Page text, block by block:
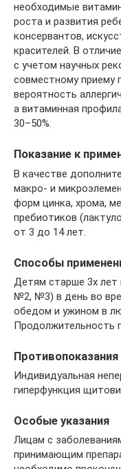
необходимые
роста и развития
консервантов,
красителей. В
с учетом научных
совместному приему
вероятность
а витаминная
30–50%.
Показание к
В качестве
макро- и
форм цинка, хрома,
пребиотиков
от 3 до 14 лет.
Способы
Детям старше 3х
№2, №3) в день во
обедом и ужином в
Продолжительность
Противопоказания
Индивидуальная
гиперфункция
Особые указания
Лицам с
принимающим